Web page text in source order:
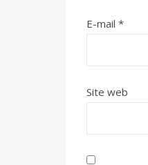
E-mail *
Site web